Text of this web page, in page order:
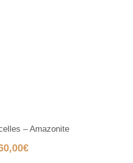
– Amazonite
€